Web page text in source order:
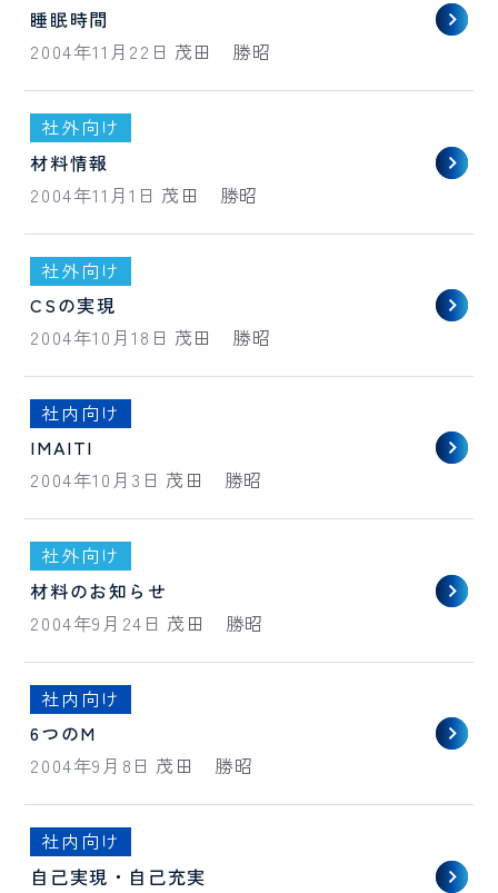
睡眠時間
2004年11月22日 茂田 勝昭
社外向け
材料情報
2004年11月1日 茂田 勝昭
社外向け
CSの実現
2004年10月18日 茂田 勝昭
社内向け
IMAITI
2004年10月3日 茂田 勝昭
社外向け
材料のお知らせ
2004年9月24日 茂田 勝昭
社内向け
6つのM
2004年9月8日 茂田 勝昭
社内向け
自己実現・自己充実